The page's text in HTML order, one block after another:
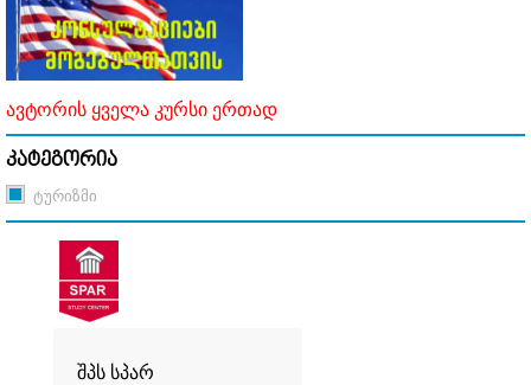
ავტორის ყველა კურსი ერთად
კატეგორია
ტურიზმი
შპს სპარ